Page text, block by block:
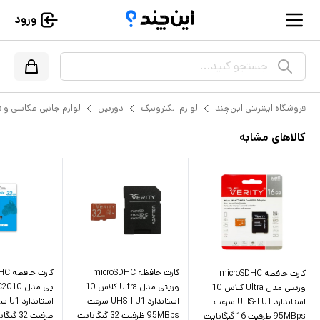
ورود
جستجو کنید...
فروشگاه اینترنتی این‌چند لوازم الکترونیک دوربین لوازم جانبی عکاسی و
کالاهای مشابه
کارت حافظه microSDHC
وریتی مدل Ultra کلاس 10
استاندارد UHS-I U1 سرعت
95MBps ظرفیت 16 گیگابایت
کارت حافظه microSDHC
وریتی مدل Ultra کلاس 10
استاندارد UHS-I U1 سرعت
95MBps ظرفیت 32 گیگابایت
ظرفیت 32 گیگابایت